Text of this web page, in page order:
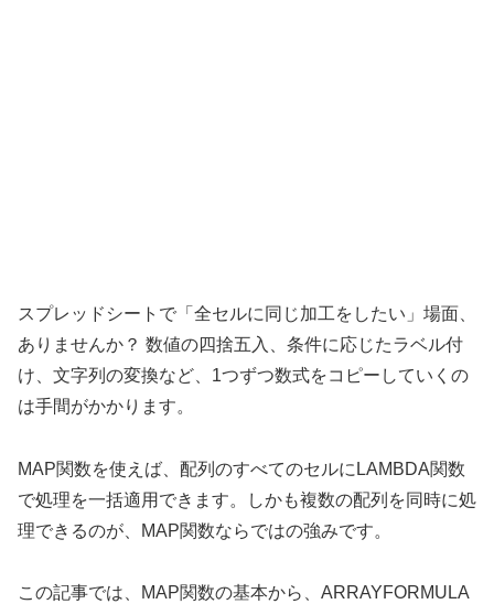
スプレッドシートで「全セルに同じ加工をしたい」場面、
ありませんか？ 数値の四捨五入、条件に応じたラベル付
け、文字列の変換など、1つずつ数式をコピーしていくの
は手間がかかります。
MAP関数を使えば、配列のすべてのセルにLAMBDA関数
で処理を一括適用できます。しかも複数の配列を同時に処
理できるのが、MAP関数ならではの強みです。
この記事では、MAP関数の基本から、ARRAYFORMULA